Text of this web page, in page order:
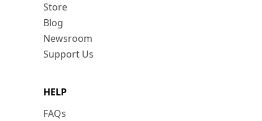
Store
Blog
Newsroom
Support Us
HELP
FAQs